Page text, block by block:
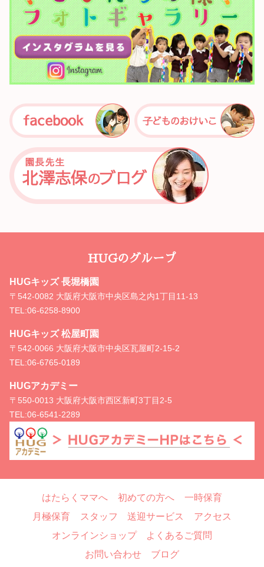
HUGのグループ
HUGキッズ 長堀橋園
〒542-0082 大阪府大阪市中央区島之内1丁目11-13
TEL:06-6258-8900
HUGキッズ 松屋町園
〒542-0066 大阪府大阪市中央区瓦屋町2-15-2
TEL:06-6765-0189
HUGアカデミー
〒550-0013 大阪府大阪市西区新町3丁目2-5
TEL:06-6541-2289
はたらくママへ 初めての方へ
一時保育
月極保育
スタッフ 送迎サービス
アクセス
オンラインショップ
よくあるご質問
お問い合わせ
ブログ